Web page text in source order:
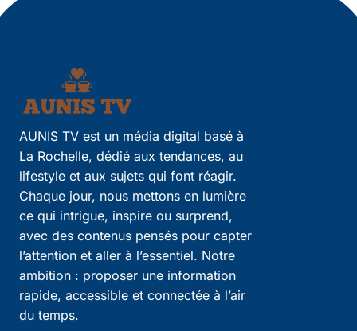
AUNIS TV est un média digital basé à
La Rochelle, dédié aux tendances, au
lifestyle et aux sujets qui font réagir.
Chaque jour, nous mettons en lumière
ce qui intrigue, inspire ou surprend,
avec des contenus pensés pour capter
l’attention et aller à l’essentiel. Notre
ambition : proposer une information
rapide, accessible et connectée à l’air
du temps.